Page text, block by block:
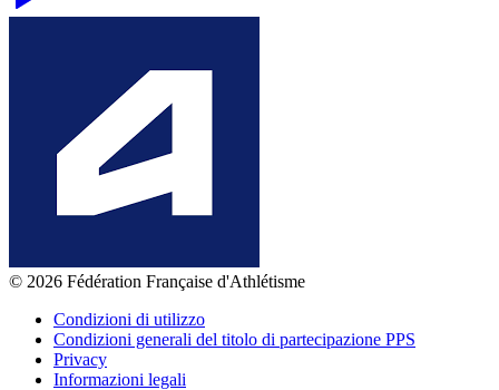
© 2026 Fédération Française d'Athlétisme
Condizioni di utilizzo
Condizioni generali del titolo di partecipazione PPS
Privacy
Informazioni legali